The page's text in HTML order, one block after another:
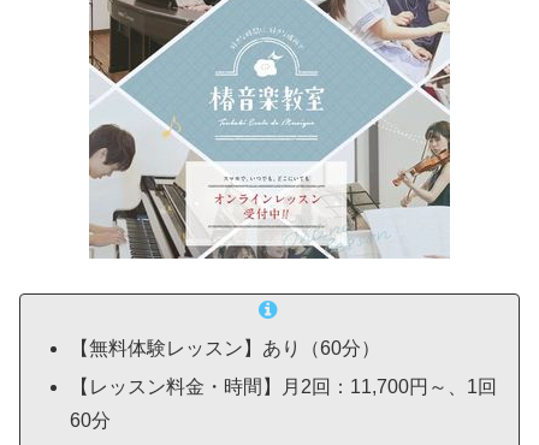
【無料体験レッスン】あり（60分）
【レッスン料金・時間】月2回：11,700円～、1回
60分